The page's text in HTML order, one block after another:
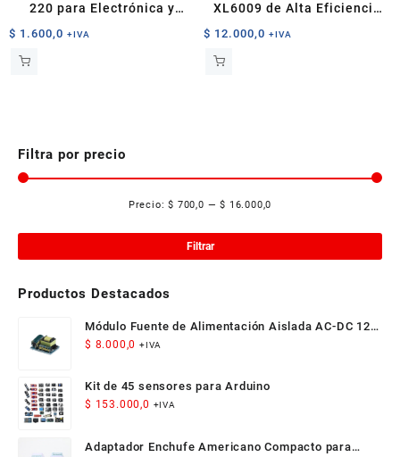
220 para Electrónica y
$ 1.600,0 +IVA
XL6009 de Alta Eficiencia
Electrónicos
$ 12.000,0 +IVA
Filtra por precio
Filtrar
Precio:$ 700,0 —$ 16.000,0
Productos Destacados
Módulo Fuente de Alimentación Aislada AC-DC 12V
300mA 3.5W
$ 8.000,0 +IVA
Kit de 45 sensores para Arduino
$ 153.000,0 +IVA
Adaptador Enchufe Americano Compacto para